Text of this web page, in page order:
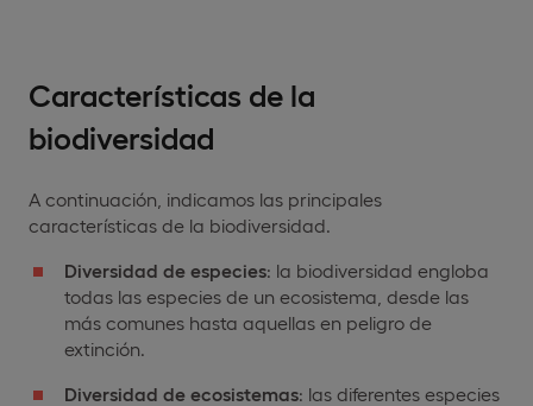
Características de la
biodiversidad
A continuación, indicamos las principales
características de la biodiversidad.
Diversidad de especies: la biodiversidad engloba
todas las especies de un ecosistema, desde las
más comunes hasta aquellas en peligro de
extinción.
Diversidad de ecosistemas: las diferentes especies